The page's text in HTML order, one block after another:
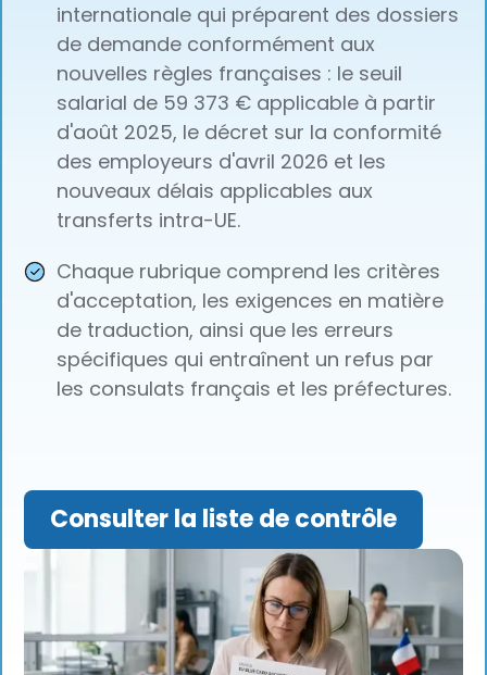
internationale qui préparent des dossiers
de demande conformément aux
nouvelles règles françaises : le seuil
salarial de 59 373 € applicable à partir
d'août 2025, le décret sur la conformité
des employeurs d'avril 2026 et les
nouveaux délais applicables aux
transferts intra-UE.
Chaque rubrique comprend les critères
d'acceptation, les exigences en matière
de traduction, ainsi que les erreurs
spécifiques qui entraînent un refus par
les consulats français et les préfectures.
Consulter la liste de contrôle